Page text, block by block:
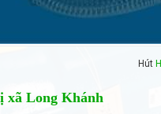
Hút
xã Long Khánh